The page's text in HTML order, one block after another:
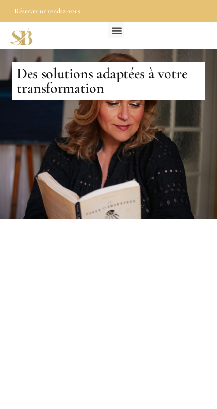
Réserver un rendez-vous
Des solutions adaptées à votre
transformation